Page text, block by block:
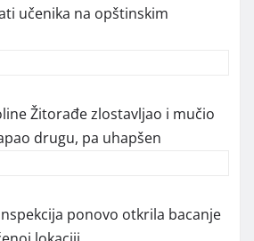
učenika na opštinskim
Žitorađe zlostavljao i mučio
drugu, pa uhapšen
ponovo otkrila bacanje